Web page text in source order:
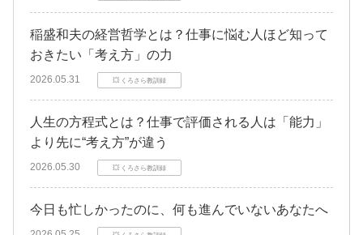
稲盛和夫の経営哲学とは？仕事に悩む人ほど知って
おきたい「考え方」の力
2026.05.31 💥 くろさら教訓録
人生の方程式とは？仕事で評価される人は「能力」
より先に“考え方”が違う
2026.05.30 💥 くろさら教訓録
今日も忙しかったのに、何も進んでいないあなたへ